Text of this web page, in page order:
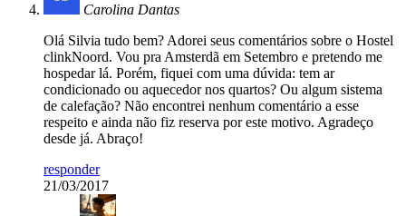
Carolina Dantas
Olá Silvia tudo bem? Adorei seus comentários sobre o Hostel
clinkNoord. Vou pra Amsterdã em Setembro e pretendo me
hospedar lá. Porém, fiquei com uma dúvida: tem ar
condicionado ou aquecedor nos quartos? Ou algum sistema
de calefação? Não encontrei nenhum comentário a esse
respeito e ainda não fiz reserva por este motivo. Agradeço
desde já. Abraço!
responder
21/03/2017